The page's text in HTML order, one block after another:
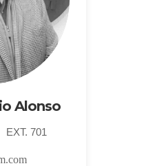
Alonso
701